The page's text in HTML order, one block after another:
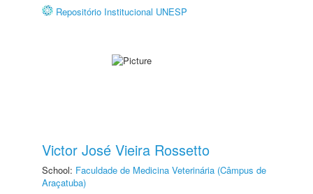
Repositório Institucional UNESP
Victor José Vieira Rossetto
School: Faculdade de Medicina Veterinária (Câmpus de
Araçatuba)